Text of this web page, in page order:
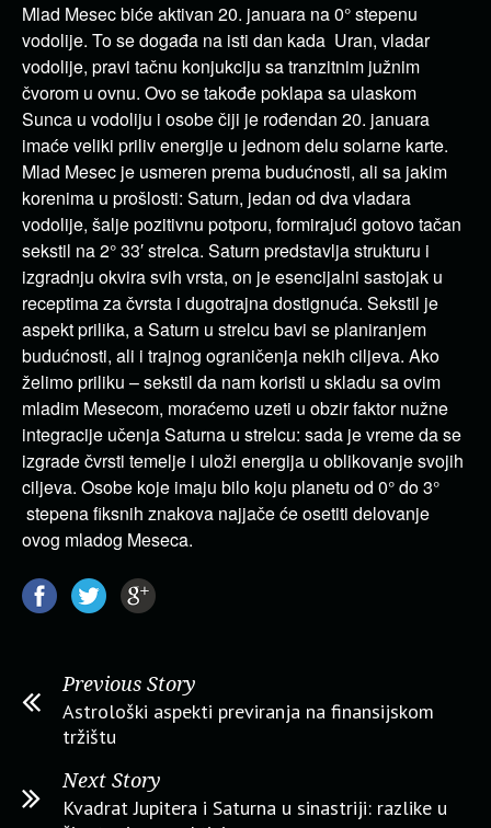
Mlad Mesec biće aktivan 20. januara na 0° stepenu
vodolije. To se događa na isti dan kada Uran, vladar
vodolije, pravi tačnu konjukciju sa tranzitnim južnim
čvorom u ovnu. Ovo se takođe poklapa sa ulaskom
Sunca u vodoliju i osobe čiji je rođendan 20. januara
imaće veliki priliv energije u jednom delu solarne karte.
Mlad Mesec je usmeren prema budućnosti, ali sa jakim
korenima u prošlosti: Saturn, jedan od dva vladara
vodolije, šalje pozitivnu potporu, formirajući gotovo tačan
sekstil na 2° 33′ strelca. Saturn predstavlja strukturu i
izgradnju okvira svih vrsta, on je esencijalni sastojak u
receptima za čvrsta i dugotrajna dostignuća. Sekstil je
aspekt prilika, a Saturn u strelcu bavi se planiranjem
budućnosti, ali i trajnog ograničenja nekih ciljeva. Ako
želimo priliku – sekstil da nam koristi u skladu sa ovim
mladim Mesecom, moraćemo uzeti u obzir faktor nužne
integracije učenja Saturna u strelcu: sada je vreme da se
izgrade čvrsti temelje i uloži energija u oblikovanje svojih
ciljeva. Osobe koje imaju bilo koju planetu od 0° do 3°
stepena fiksnih znakova najjače će osetiti delovanje
ovog mladog Meseca.
Previous Story
Astrološki aspekti previranja na finansijskom
tržištu
Next Story
Kvadrat Jupitera i Saturna u sinastriji: razlike u